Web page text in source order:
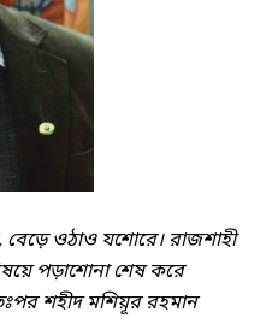
ওঠাও যশোরে। রাজশাহী
পড়াশোনা শেষ করে
শহীদ মশিয়ূর রহমান